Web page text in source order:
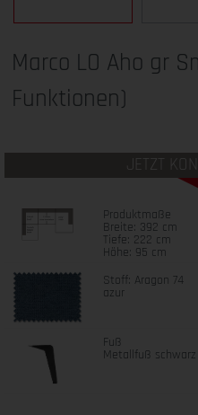
Marco LO Aho gr
Funktionen)
JETZT
Produktmaße
Breite: 392 cm
Tiefe: 222 cm
Höhe: 95 cm
Stoff: Aragon 74
azur
Fuß
Metallfuß schwarz